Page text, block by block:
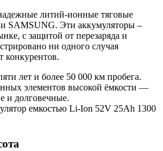
литий-ионные тяговые
SAMSUNG. Эти аккумуляторы –
с защитой от перезаряда и
ни одного случая
конкурентов.
лет и более 50 000 км пробега.
элементов высокой ёмкости —
и долговечные.
емкостью Li-Ion 52V 25Ah 1300